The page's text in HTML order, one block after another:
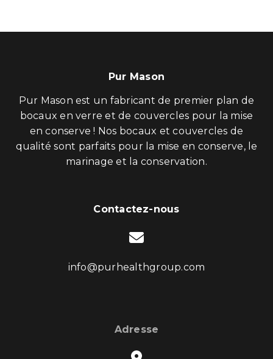
Pur Mason
Pur Mason est un fabricant de premier plan de
bocaux en verre et de couvercles pour la mise
en conserve ! Nos bocaux et couvercles de
qualité sont parfaits pour la mise en conserve, le
marinage et la conservation.
Contactez-nous
info@purhealthgroup.com
Adresse